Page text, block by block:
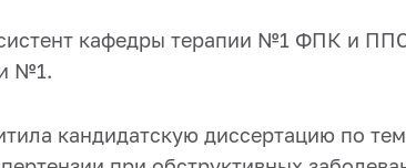
кафедры терапии №1 ФПК и
№1.
кандидатскую диссертацию по